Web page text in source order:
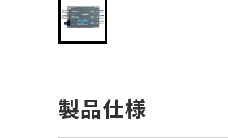
製品仕様